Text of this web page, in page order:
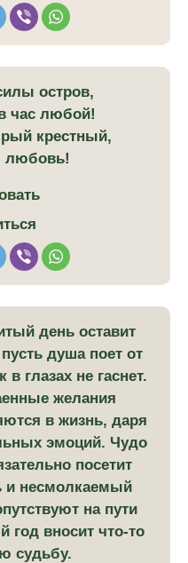
остров,
час любой!
крестный,
день оставит
душа поет от
в глазах не гаснет.
желания
в жизнь, даря
эмоций. Чудо
посетит
и несмолкаемый
на пути
вносит что-то
судьбу.